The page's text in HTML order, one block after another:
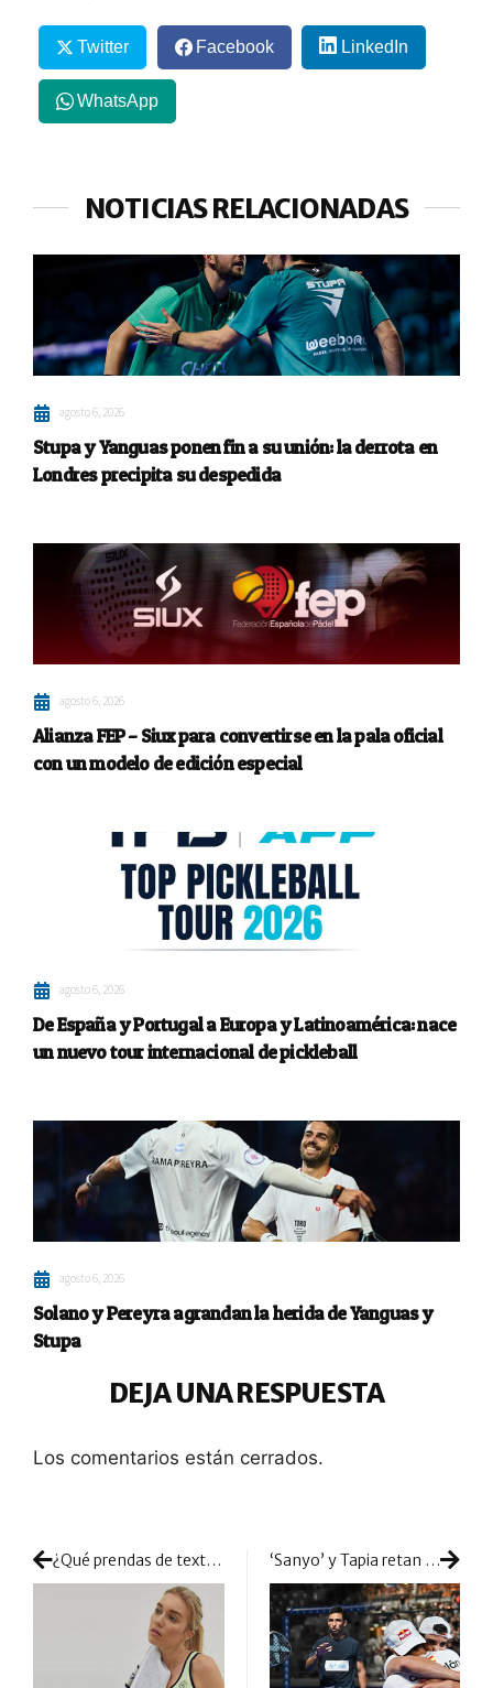
Twitter Facebook LinkedIn
WhatsApp
NOTICIAS RELACIONADAS
agosto 6, 2026
Stupa y Yanguas ponen fin a su unión: la derrota en
Londres precipita su despedida
agosto 6, 2026
Alianza FEP – Siux para convertirse en la pala oficial
con un modelo de edición especial
agosto 6, 2026
De España y Portugal a Europa y Latinoamérica: nace
un nuevo tour internacional de pickleball
agosto 6, 2026
Solano y Pereyra agrandan la herida de Yanguas y
Stupa
DEJA UNA RESPUESTA
Los comentarios están cerrados.
¿Qué prendas de textil son las más recomendables para practicar pádel en verano? ‘Sanyo’ y Tapia retan el »modo apisonadora» de Lebrón y Galán en la final de Viena